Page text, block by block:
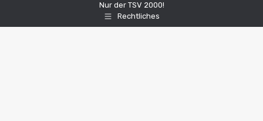
Nur der TSV 2000!
Rechtliches